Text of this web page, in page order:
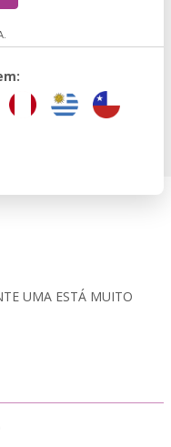
UMA ESTÁ MUITO